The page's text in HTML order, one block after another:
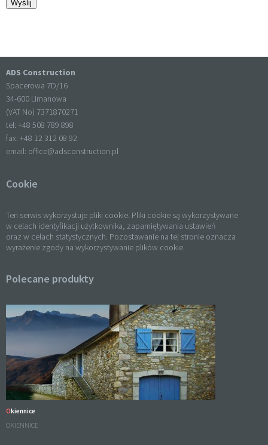
ADS Construction
Spacerowa 7D/16
34-600 Limanowa
(VAT No) 7371870271
tel: +48 508 789 898
fax: +48 12 312 08 92
email: office@adsconstruction.pl
Cookie
Ten serwis wykorzystuje pliki cookie. Pliki cookie są wykorzystywane
w celach identyfikacji użytkownika, zapamiętywania ustawień
oraz w celach statystycznych. Pozostawanie na tej stronie oznacza
wyrażenie zgody na wykorzystywanie plików cookie.
Polecane produkty
Okiennice
OKIENNICE